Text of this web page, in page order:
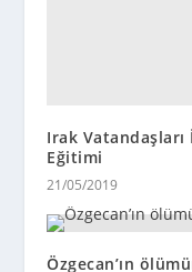
Irak
Eğitimi
21/05/2019
Özgecan’ın